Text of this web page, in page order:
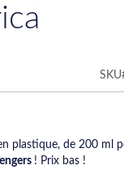
SKU
plastique, de 200 ml
! Prix bas !